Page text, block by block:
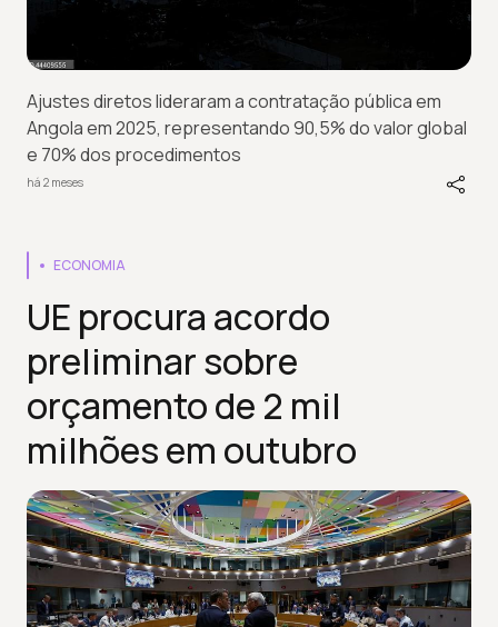
Ajustes diretos lideraram a contratação pública em
Angola em 2025, representando 90,5% do valor global
e 70% dos procedimentos
há 2 meses
ECONOMIA
UE procura acordo
preliminar sobre
orçamento de 2 mil
milhões em outubro